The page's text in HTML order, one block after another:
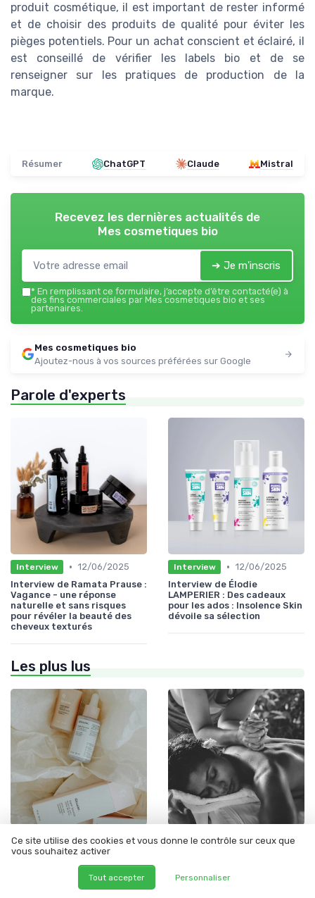
produit cosmétique, il est important de rester informé
et de choisir des produits de qualité pour éviter les
pièges potentiels. Pour un achat conscient et éclairé, il
est conseillé de vérifier les labels bio et de se
renseigner sur les pratiques de production de la
marque.
Résumer ChatGPT Claude Mistral
Recevez les dernières actualités de
Mes cosmetiques bio
➔ Je m'inscris
* En remplissant ce formulaire, j’accepte d’être contacté(e) à
des fins commerciales par Mes cosmetiques bio et ses
partenaires.
Mes cosmetiques bio
Ajoutez-nous à vos sources préférées sur Google
Parole d'experts
Interview • 12/06/2025
Interview de Ramata Prause :
Vagance - une réponse
naturelle et sans risques
pour révéler la beauté des
cheveux texturés
Interview • 12/06/2025
Interview de Élodie
LAMPERIER : Des cadeaux
pour les ados : Insolence Skin
dévoile sa sélection
Les plus lus
Solutions Bio pour Problèmes de Peau • 25/05/2025
Quels sont les effets
secondaires de la poudre de
Solutions Bio pour Problèmes de Peau •
01/06/2025
Ce site utilise des cookies et vous donne le contrôle sur ceux que
vous souhaitez activer
Tout accepter Personnaliser